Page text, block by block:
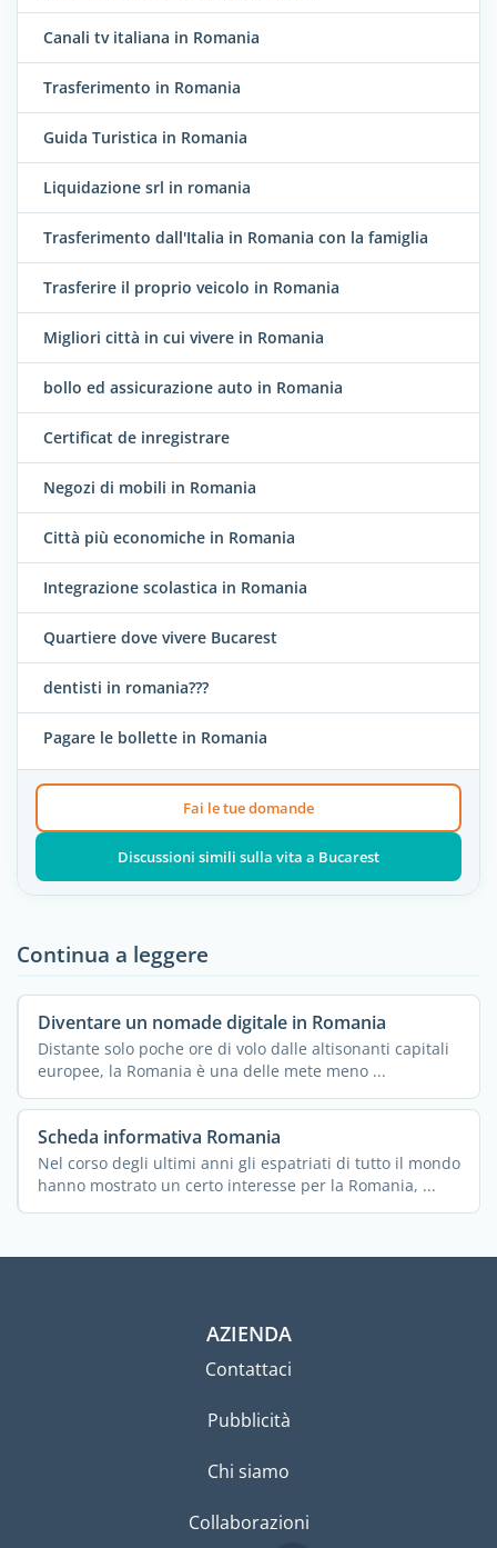
Canali tv italiana in Romania
Trasferimento in Romania
Guida Turistica in Romania
Liquidazione srl in romania
Trasferimento dall'Italia in Romania con la famiglia
Trasferire il proprio veicolo in Romania
Migliori città in cui vivere in Romania
bollo ed assicurazione auto in Romania
Certificat de inregistrare
Negozi di mobili in Romania
Città più economiche in Romania
Integrazione scolastica in Romania
Quartiere dove vivere Bucarest
dentisti in romania???
Pagare le bollette in Romania
Fai le tue domande
Discussioni simili sulla vita a Bucarest
Continua a leggere
Diventare un nomade digitale in Romania
Distante solo poche ore di volo dalle altisonanti capitali
europee, la Romania è una delle mete meno ...
Scheda informativa Romania
Nel corso degli ultimi anni gli espatriati di tutto il mondo
hanno mostrato un certo interesse per la Romania, ...
AZIENDA
Contattaci
Pubblicità
Chi siamo
Collaborazioni